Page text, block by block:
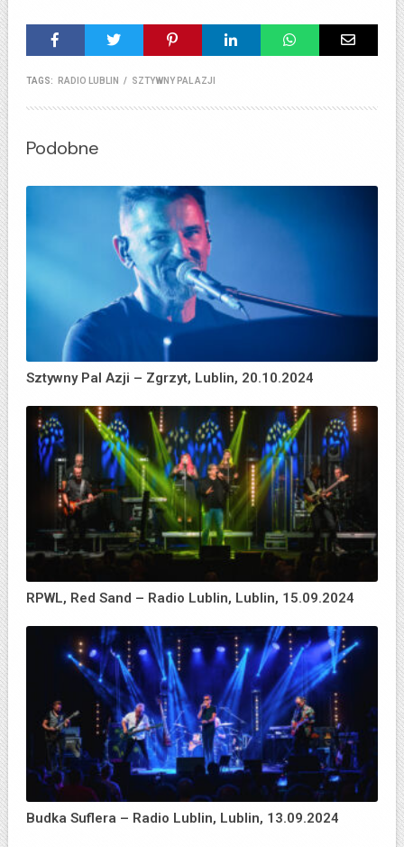
TAGS: RADIO LUBLIN / SZTYWNY PAL AZJI
Podobne
Sztywny Pal Azji – Zgrzyt, Lublin, 20.10.2024
RPWL, Red Sand – Radio Lublin, Lublin, 15.09.2024
Budka Suflera – Radio Lublin, Lublin, 13.09.2024